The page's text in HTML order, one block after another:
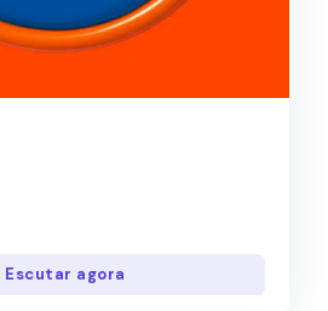
Escutar agora